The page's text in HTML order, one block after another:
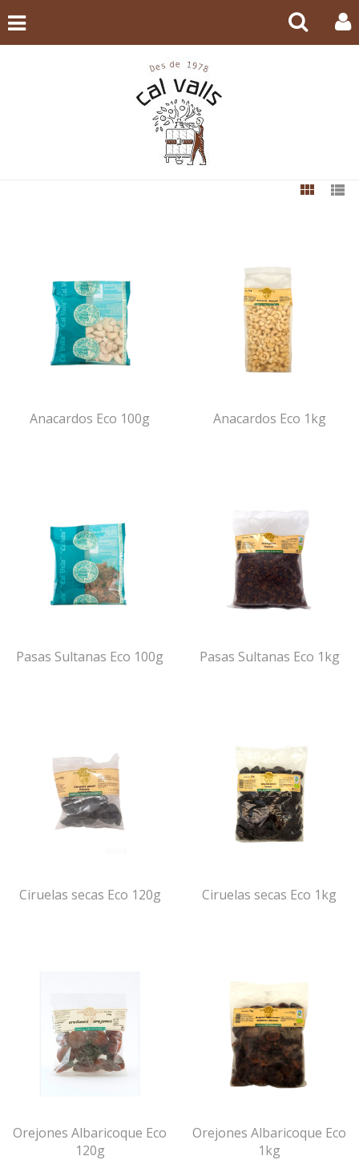
Anacardos Eco 100g Anacardos Eco 1kg
Pasas Sultanas Eco 100g Pasas Sultanas Eco 1kg
Ciruelas secas Eco 120g Ciruelas secas Eco 1kg
Orejones Albaricoque Eco
120g
Orejones Albaricoque Eco
1kg